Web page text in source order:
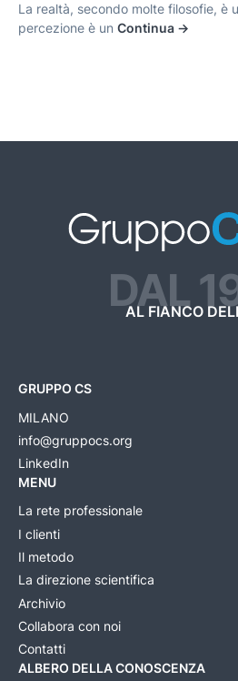
La realtà, secondo molte filosofie, è
percezione è un Continua ->
DAL
AL FIANCO
GRUPPO CS
MILANO
info@gruppocs.org
LinkedIn
MENU
La rete professionale
I clienti
Il metodo
La direzione scientifica
Archivio
Collabora con noi
Contatti
ALBERO DELLA CONOSCENZA